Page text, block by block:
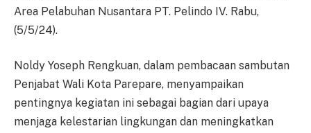
Area Pelabuhan Nusantara PT. Pelindo IV. Rabu,
(5/5/24).
Noldy Yoseph Rengkuan, dalam pembacaan sambutan
Penjabat Wali Kota Parepare, menyampaikan
pentingnya kegiatan ini sebagai bagian dari upaya
menjaga kelestarian lingkungan dan meningkatkan